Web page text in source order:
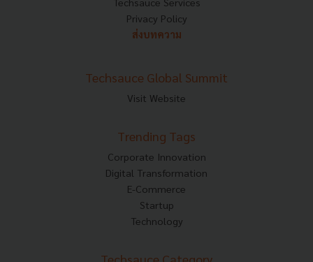
Privacy Policy
ส่งบทความ
Techsauce Global Summit
Visit Website
Trending Tags
Corporate Innovation
Digital Transformation
E-Commerce
Startup
Technology